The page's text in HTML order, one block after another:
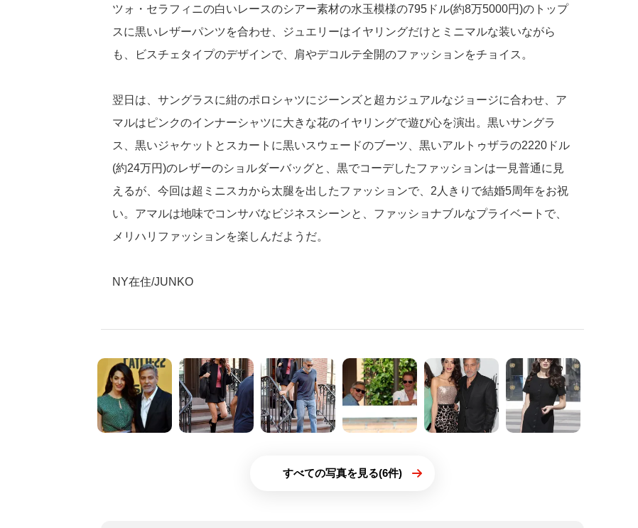
ツォ・セラフィニの白いレースのシアー素材の水玉模様の795ドル(約8万5000円)のトップ
スに黒いレザーパンツを合わせ、ジュエリーはイヤリングだけとミニマルな装いながら
も、ビスチェタイプのデザインで、肩やデコルテ全開のファッションをチョイス。
翌日は、サングラスに紺のポロシャツにジーンズと超カジュアルなジョージに合わせ、ア
マルはピンクのインナーシャツに大きな花のイヤリングで遊び心を演出。黒いサングラ
ス、黒いジャケットとスカートに黒いスウェードのブーツ、黒いアルトゥザラの2220ドル
(約24万円)のレザーのショルダーバッグと、黒でコーデしたファッションは一見普通に見
えるが、今回は超ミニスカから太腿を出したファッションで、2人きりで結婚5周年をお祝
い。アマルは地味でコンサバなビジネスシーンと、ファッショナブルなプライベートで、
メリハリファッションを楽しんだようだ。
NY在住/JUNKO
すべての写真を見る(6件)